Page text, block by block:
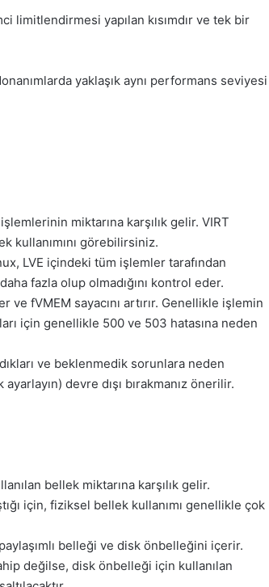
limitlendirmesi yapılan kısımdır ve tek bir
yaklaşık aynı performans seviyesi
miktarına karşılık gelir. VIRT
kullanımını görebilirsiniz.
LVE içindeki tüm işlemler tarafından
fazla olup olmadığını kontrol eder.
ve fVMEM sayacını artırır. Genellikle işlemin
için genellikle 500 ve 503 hatasına neden
ve beklenmedik sorunlara neden
devre dışı bırakmanız önerilir.
bellek miktarına karşılık gelir.
için, fiziksel bellek kullanımı genellikle çok
belleği ve disk önbelleğini içerir.
değilse, disk önbelleği için kullanılan